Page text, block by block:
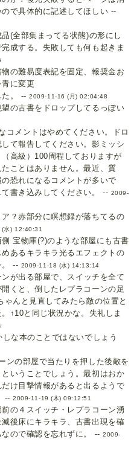
で具体的に記述してほしい --
(全部集まってる状態)の形にし
成する。失敗しても何も起きま
の難易度表記を固定、報奨金お
に変更
た。 --2009-11-16 (月) 02:04:48
の古書をドロップしてるっぽい
コメントはやめてください。ドロ
て報告してください。影ミッシ
高級）100周程しておりますが
ことはありません。最近、質
恐れになるコメントが多いで
書き込みしてください。 -- 2009-
？赤部分に瞑想録が落ちてるの
水) 12:40:31
宝物庫(?)のような部屋にも古書
あるキラキラ光るエフェクトの
。 -- 2009-11-18 (水) 14:13:14
が出る部屋で、スイッチを全て
くと、倒したレプラコーンの足
んと見直してみたら敵の位置と
↑10と同じ状況かな。失礼しま
な本のことではないでしょう
ンの部屋で当たりを押した後敵を
いうことでしょう。最初はおか
け目撃情報があると出るようで
--2009-11-19 (木) 09:12:51
の４スイッチ・レプラコーン湧
後床にキラキラ、古書出現を確
なので確認を忘れずに。 --2009-